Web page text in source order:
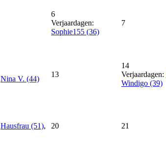
6
Verjaardagen:
Sophie155 (36)
7
Nina V. (44)
13
14
Verjaardagen:
Windigo (39)
Hausfrau (51),
20 21